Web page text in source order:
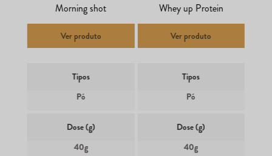
Morning shot
Ver produto
Tipos
Pó
Dose (g)
40g
Whey up Protein
Ver produto
Tipos
Pó
Dose (g)
40g